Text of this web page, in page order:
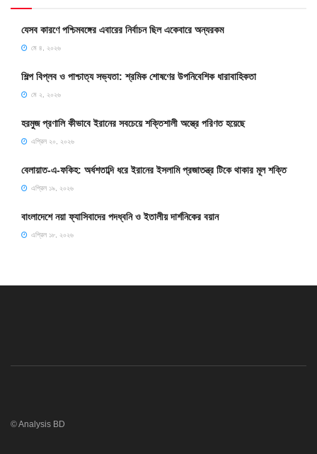
যেসব কারণে পশ্চিমবঙ্গের এবারের নির্বাচন ছিল একেবারে অন্যরকম
মে ৪, ২০২৬
শিল্প বিপ্লব ও পাশ্চাত্য সভ্যতা: শ্রমিক শোষণের উপনিবেশিক ধারাবাহিকতা
মে ২, ২০২৬
হরমুজ প্রণালি কীভাবে ইরানের সবচেয়ে শক্তিশালী অস্ত্রে পরিণত হয়েছে
এপ্রিল ২০, ২০২৬
বেলায়াত-এ-ফকিহ: অর্ধশতাব্দি ধরে ইরানের ইসলামি প্রজাতন্ত্র টিকে থাকার মূল শক্তি
এপ্রিল ১৯, ২০২৬
বাংলাদেশে নয়া ফ্যাসিবাদের পদধ্বনি ও ইতালীয় দার্শনিকের বয়ান
এপ্রিল ১৮, ২০২৬
© Analysis BD